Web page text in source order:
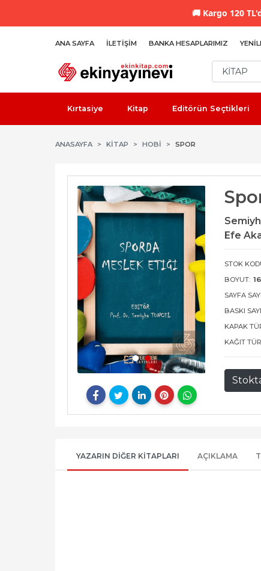
🚚 Kargo 120
ANA SAYFA İLETIŞIM BANKA HESAPLARIMIZ
Kırtasiye Kitap Editörün Seçtikleri
ANASAYFA KİTAP HOBI SPOR
Efe
STOK
BOYUT:
SAYFA
BASKI
KAPAK
KAĞIT
YAZARIN DIĞER KITAPLARI AÇIKLAMA